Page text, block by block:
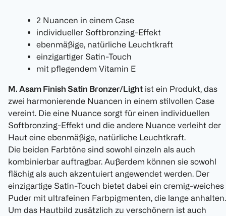
2 Nuancen in einem Case
individueller Softbronzing-Effekt
ebenmäßige, natürliche Leuchtkraft
einzigartiger Satin-Touch
mit pflegendem Vitamin E
M. Asam Finish Satin Bronzer/Light ist ein Produkt, das
zwei harmonierende Nuancen in einem stilvollen Case
vereint. Die eine Nuance sorgt für einen individuellen
Softbronzing-Effekt und die andere Nuance verleiht der
Haut eine ebenmäßige, natürliche Leuchtkraft.
Die beiden Farbtöne sind sowohl einzeln als auch
kombinierbar auftragbar. Außerdem können sie sowohl
flächig als auch akzentuiert angewendet werden. Der
einzigartige Satin-Touch bietet dabei ein cremig-weiches
Puder mit ultrafeinen Farbpigmenten, die lange anhalten.
Um das Hautbild zusätzlich zu verschönern ist auch